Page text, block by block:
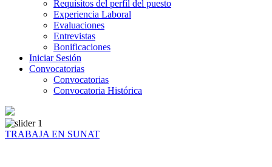
Requisitos del perfil del puesto
Experiencia Laboral
Evaluaciones
Entrevistas
Bonificaciones
Iniciar Sesión
Convocatorias
Convocatorias
Convocatoria Histórica
TRABAJA EN SUNAT